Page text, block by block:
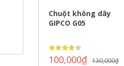
Chuột không dây
GIPCO G05
130,000₫
100,000₫